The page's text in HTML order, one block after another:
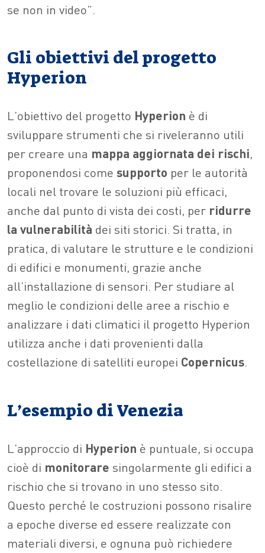
se non in video”.
Gli obiettivi del progetto
Hyperion
L’obiettivo del progetto Hyperion è di
sviluppare strumenti che si riveleranno utili
per creare una mappa aggiornata dei rischi,
proponendosi come supporto per le autorità
locali nel trovare le soluzioni più efficaci,
anche dal punto di vista dei costi, per ridurre
la vulnerabilità dei siti storici. Si tratta, in
pratica, di valutare le strutture e le condizioni
di edifici e monumenti, grazie anche
all’installazione di sensori. Per studiare al
meglio le condizioni delle aree a rischio e
analizzare i dati climatici il progetto Hyperion
utilizza anche i dati provenienti dalla
costellazione di satelliti europei Copernicus.
L’esempio di Venezia
L’approccio di Hyperion è puntuale, si occupa
cioè di monitorare singolarmente gli edifici a
rischio che si trovano in uno stesso sito.
Questo perché le costruzioni possono risalire
a epoche diverse ed essere realizzate con
materiali diversi, e ognuna può richiedere